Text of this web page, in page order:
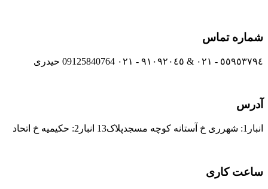
شماره تماس
٥٥٩٥٣٧٩٤ - ٠٢١ & ٩١٠٩٢٠٤٥ - ٠٢١ 09125840764 حیدری
آدرس
انبار1: شهرری خ آستانه کوچه مسجدپلاک13 انبار2: حکیمیه خ اتحاد
ساعت کاری